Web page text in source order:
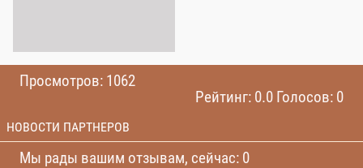
Просмотров: 1062
Рейтинг: 0.0 Голосов: 0
НОВОСТИ ПАРТНЕРОВ
Мы рады вашим отзывам, сейчас: 0